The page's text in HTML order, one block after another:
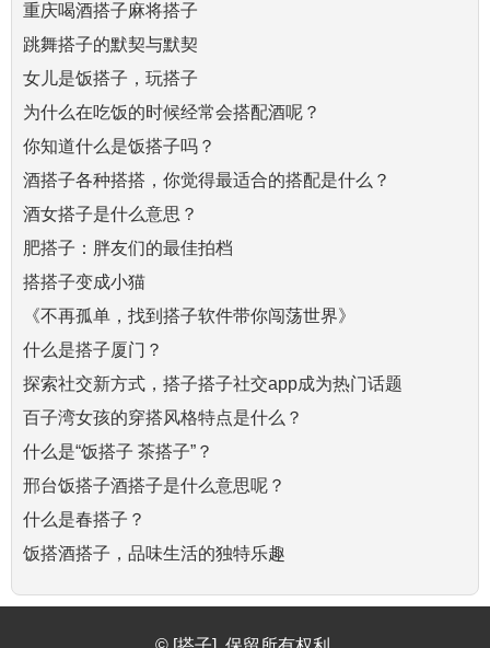
重庆喝酒搭子麻将搭子
跳舞搭子的默契与默契
女儿是饭搭子，玩搭子
为什么在吃饭的时候经常会搭配酒呢？
你知道什么是饭搭子吗？
酒搭子各种搭搭，你觉得最适合的搭配是什么？
酒女搭子是什么意思？
肥搭子：胖友们的最佳拍档
搭搭子变成小猫
《不再孤单，找到搭子软件带你闯荡世界》
什么是搭子厦门？
探索社交新方式，搭子搭子社交app成为热门话题
百子湾女孩的穿搭风格特点是什么？
什么是“饭搭子 茶搭子”？
邢台饭搭子酒搭子是什么意思呢？
什么是春搭子？
饭搭酒搭子，品味生活的独特乐趣